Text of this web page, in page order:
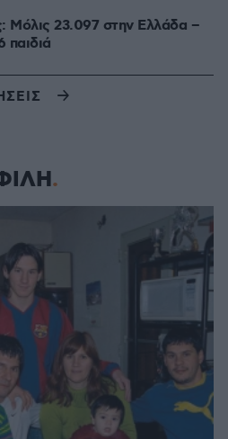
Μόλις 23.097 στην Ελλάδα –